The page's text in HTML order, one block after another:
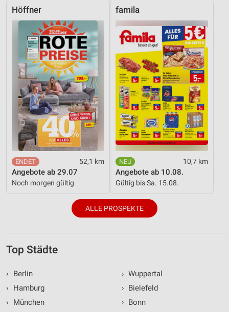
Höffner
52,1 km
Angebote ab 29.07
Noch morgen gültig
famila
10,7 km
Angebote ab 10.08.
Gültig bis Sa. 15.08.
ALLE PROSPEKTE
Top Städte
›
Berlin
›
Hamburg
›
München
› Wuppertal
› Bielefeld
› Bonn